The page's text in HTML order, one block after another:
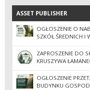
ASSET PUBLISHER
ASSET PUBLISHER
OGŁOSZENIE O
SZKÓŁ ŚREDNICH I
ZAPROSZENIE DO
KRUSZYWA
OGŁOSZENIE
BUDYNKU